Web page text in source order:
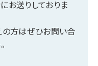
お送りしておりま
の方はぜひお問い合